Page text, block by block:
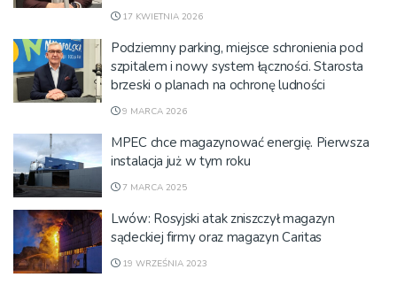
17 KWIETNIA 2026
Podziemny parking, miejsce schronienia pod
szpitalem i nowy system łączności. Starosta
brzeski o planach na ochronę ludności
9 MARCA 2026
MPEC chce magazynować energię. Pierwsza
instalacja już w tym roku
7 MARCA 2025
Lwów: Rosyjski atak zniszczył magazyn
sądeckiej firmy oraz magazyn Caritas
19 WRZEŚNIA 2023